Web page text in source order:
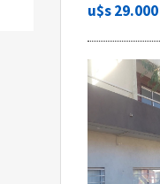
u$s 29.000